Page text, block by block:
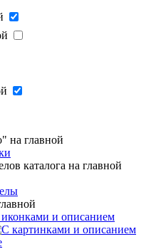
на главной
каталога на главной